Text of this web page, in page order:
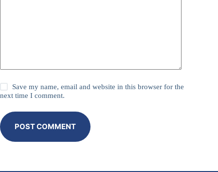
Save my name, email and website in this browser for the
next time I comment.
POST COMMENT